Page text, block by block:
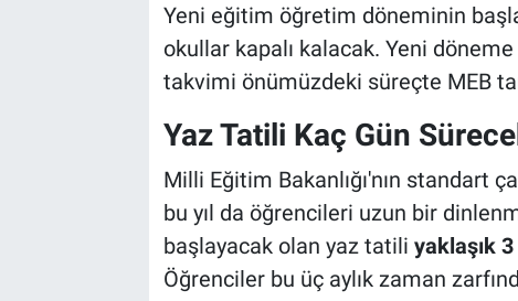
Yeni eğitim öğretim döneminin
okullar kapalı kalacak. Yeni
takvimi önümüzdeki süreçte MEB
Yaz Tatili Kaç Gün
Milli Eğitim Bakanlığı'nın standart
bu yıl da öğrencileri uzun bir
başlayacak olan yaz tatili yaklaşık
Öğrenciler bu üç aylık zaman